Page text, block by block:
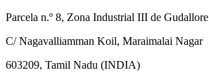
Parcela n.º 8, Zona Industrial III de Gudallore
C/ Nagavalliamman Koil, Maraimalai Nagar
603209, Tamil Nadu (INDIA)